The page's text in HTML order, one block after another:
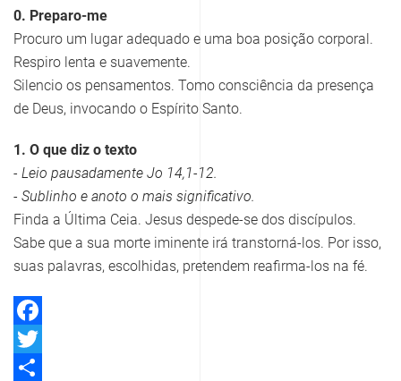
0. Preparo-me
Procuro um lugar adequado e uma boa posição corporal.
Respiro lenta e suavemente.
Silencio os pensamentos. Tomo consciência da presença
de Deus, invocando o Espírito Santo.
1. O que diz o texto
- Leio pausadamente Jo 14,1-12.
- Sublinho e anoto o mais significativo.
Finda a Última Ceia. Jesus despede-se dos discípulos.
Sabe que a sua morte iminente irá transtorná-los. Por isso,
suas palavras, escolhidas, pretendem reafirma-los na fé.
Facebook
Twitter